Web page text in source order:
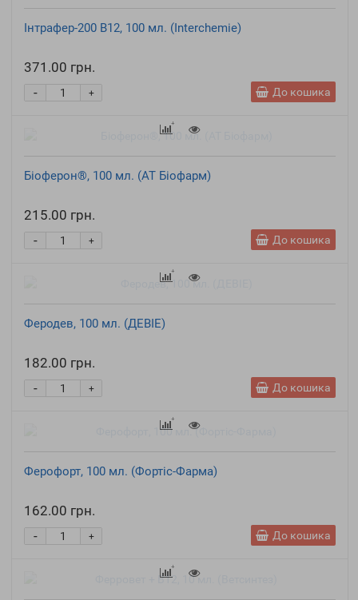
Інтрафер-200 В12, 100 мл. (Interchemie)
371.00 грн.
+
- До кошика
Біоферон®, 100 мл. (АТ Біофарм)
215.00 грн.
+
- До кошика
Феродев, 100 мл. (ДЕВІЕ)
182.00 грн.
+
- До кошика
Ферофорт, 100 мл. (Фортіс-Фарма)
162.00 грн.
+
- До кошика